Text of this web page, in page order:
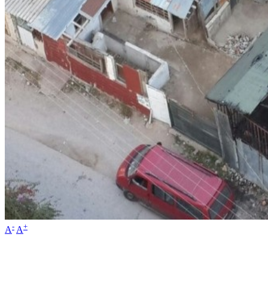
A- A+